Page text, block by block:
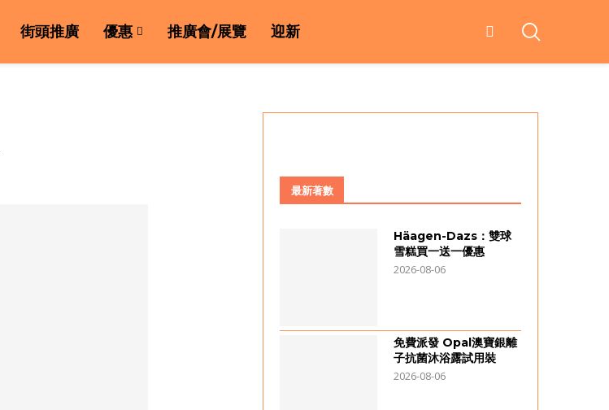
街頭推廣 優惠 推廣會/展覽 迎新
最新著數
Häagen-Dazs：雙球
雪糕買一送一優惠
2026-08-06
免費派發 Opal澳寶銀離
子抗菌沐浴露試用裝
2026-08-06